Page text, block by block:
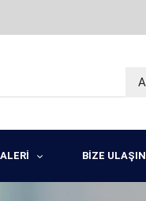
BİZE ULAŞIN